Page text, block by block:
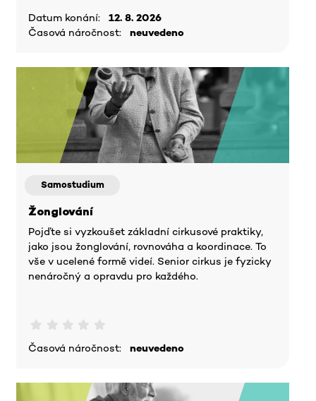
Datum konání: 12. 8. 2026
Časová náročnost: neuvedeno
Samostudium
Žonglování
Pojďte si vyzkoušet základní cirkusové praktiky,
jako jsou žonglování, rovnováha a koordinace. To
vše v ucelené formě videí. Senior cirkus je fyzicky
nenáročný a opravdu pro každého.
Časová náročnost: neuvedeno